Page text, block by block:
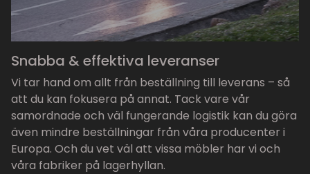
Snabba & effektiva leveranser
Vi tar hand om allt från beställning till leverans – så
att du kan fokusera på annat. Tack vare vår
samordnade och väl fungerande logistik kan du göra
även mindre beställningar från våra producenter i
Europa. Och du vet väl att vissa möbler har vi och
våra fabriker på lagerhyllan.